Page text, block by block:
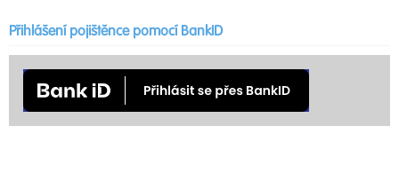
Přihlášení pojištěnce pomocí BankID